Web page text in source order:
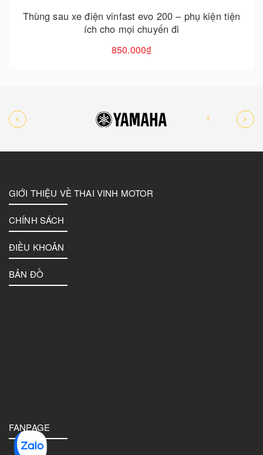
Thùng sau xe điện vinfast evo 200 – phụ kiện tiện
ích cho mọi chuyến đi
850.000₫
GIỚI THIỆU VỀ THAI VINH MOTOR
CHÍNH SÁCH
ĐIỀU KHOẢN
BẢN ĐỒ
FANPAGE